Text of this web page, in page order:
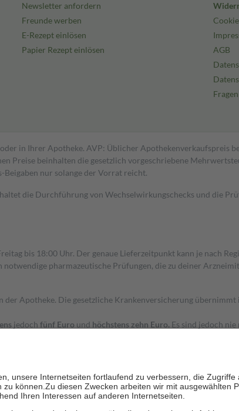
Newsletter anfordern
Freunde werben
E-Rezept einlösen
Papier Rezept einlösen
AGB
in Ihrer Apotheke. AVP: Üblicher Apothekenverkaufspreis
beinhalten die gesetzlich vorgeschriebene
nur solange der Vorrat reicht.
die Durchführung von Wechselwirkungschecks und die
bis 18:00 Uhr. Der genaue Lieferzeitpunkt kann je nach
pharmazeutische Prüfungen, die zu deiner
Apotheke. Die gesetzliche Krankenversicherung
jedoch fünf Euro und höchstens zehn Euro. Es sind jedoch
der Familie zu unterstützen, fallenkeine Zuzahlungen an bei: